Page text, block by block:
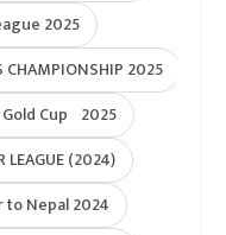
2025
CHAMPIONSHIP 2025
Gold Cup 2025
LEAGUE (2024)
Nepal 2024